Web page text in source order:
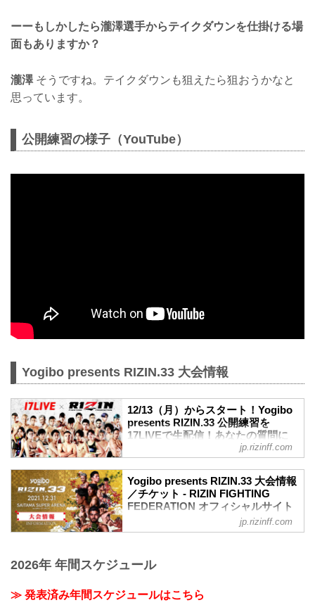
ーーもしかしたら瀧澤選手からテイクダウンを仕掛ける場
面もありますか？
瀧澤そうですね。テイクダウンも狙えたら狙おうかなと
思っています。
公開練習の様子（YouTube）
Yogibo presents RIZIN.33 大会情報
12/13（月）からスタート！Yogibo
presents RIZIN.33 公開練習を
17LIVEで生配信！あなたの質問に
選手が答える？！ - RIZIN
FIGHTING FEDERATION オフィシ
ャルサイト
12月31日（金）さいたまスーパーアリー
ナで開催されるYogibo presents RIZIN.33
の出場選手たちによる公開練習を、
17LIVEで生配信することが決定したぞ！
トから生配信され、選手への質疑応答も
行われる予定だ！選手へ質疑の際に、ラ
に質問することも…！？
jp.rizinff.com
Yogibo presents RIZIN.33 大会情報
／チケット - RIZIN FIGHTING
FEDERATION オフィシャルサイト
日時
定）/ 14:00開始（予定）
jp.rizinff.com
2026年 年間スケジュール
≫ 発表済み年間スケジュールはこちら